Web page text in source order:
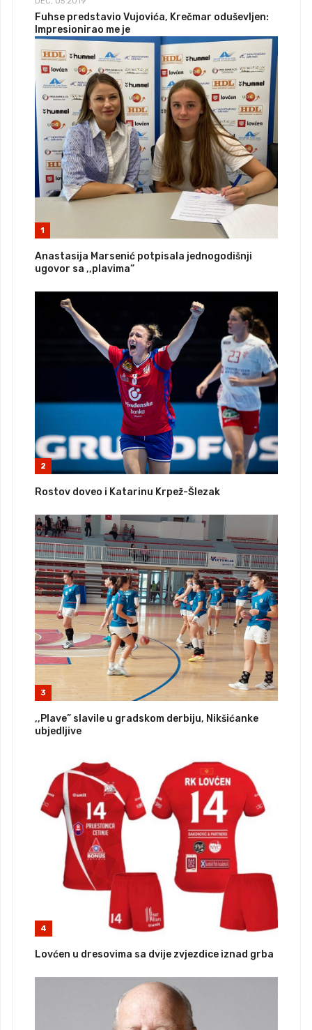
Fuhse predstavio Vujovića, Krečmar oduševljen:
Impresionirao me je
1
Anastasija Marsenić potpisala jednogodišnji
ugovor sa ,,plavima“
2
Rostov doveo i Katarinu Krpež-Šlezak
3
,,Plave” slavile u gradskom derbiju, Nikšićanke
ubjedljive
4
Lovćen u dresovima sa dvije zvjezdice iznad grba